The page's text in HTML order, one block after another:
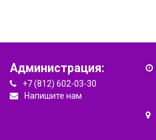
Администрация:
+7 (812) 602-03-30
Напишите нам